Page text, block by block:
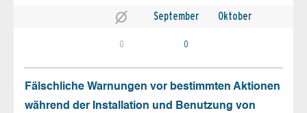
September Oktober
0 0
Fälschliche Warnungen vor bestimmten Aktionen
während der Installation und Benutzung von